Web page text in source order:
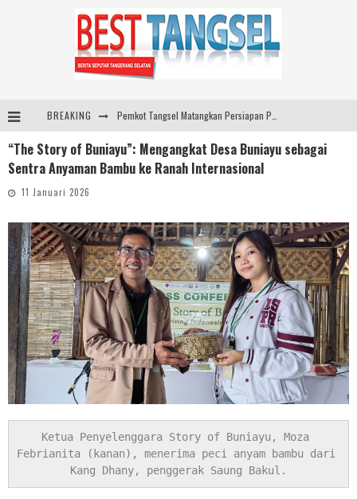
BREAKING
ARYADUTA Lippo Village Ajak Keluarga Rayakan HAN 2026 Lewat Family Photo Walk Bersama Kanca Kids dan Boylagi
“The Story of Buniayu”: Mengangkat Desa Buniayu sebagai
Sentra Anyaman Bambu ke Ranah Internasional
11 Januari 2026
Ketua Penyelenggara Story of Buniayu, Moza
Febrianita (kanan), menerima peci anyam bambu dari
Kang Dhany, penggerak Saung Bakul.